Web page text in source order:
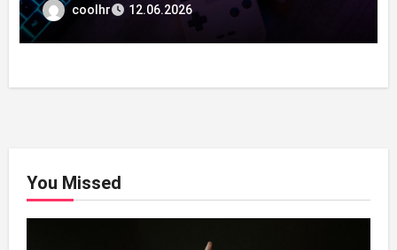
coolhr 12.06.2026
You Missed